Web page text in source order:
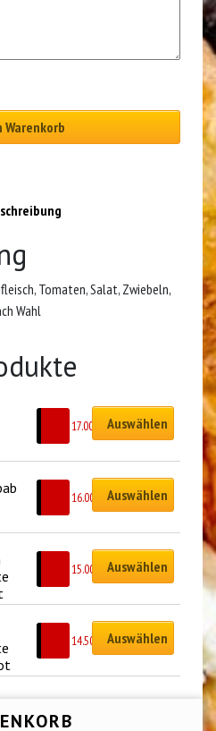
Warenkorb
Tomaten, Salat, Zwiebeln,
Wahl
17.00 Auswählen
16.00 Auswählen
15.00 Auswählen
14.50 Auswählen